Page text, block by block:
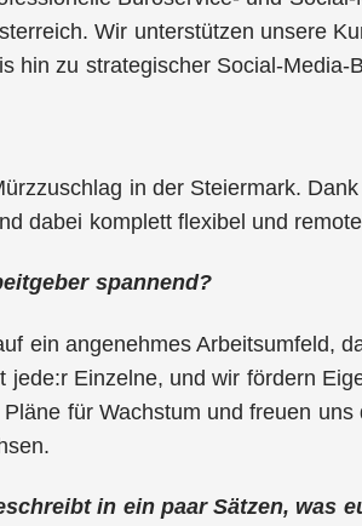
Wir unterstützen unsere
hin zu strategischer Social-
in der Steiermark.
dabei komplett flexibel und
spannend?
ein angenehmes Arbeitsumfeld,
jede:r Einzelne, und wir fördern
für Wachstum und freuen
in ein paar Sätzen, was